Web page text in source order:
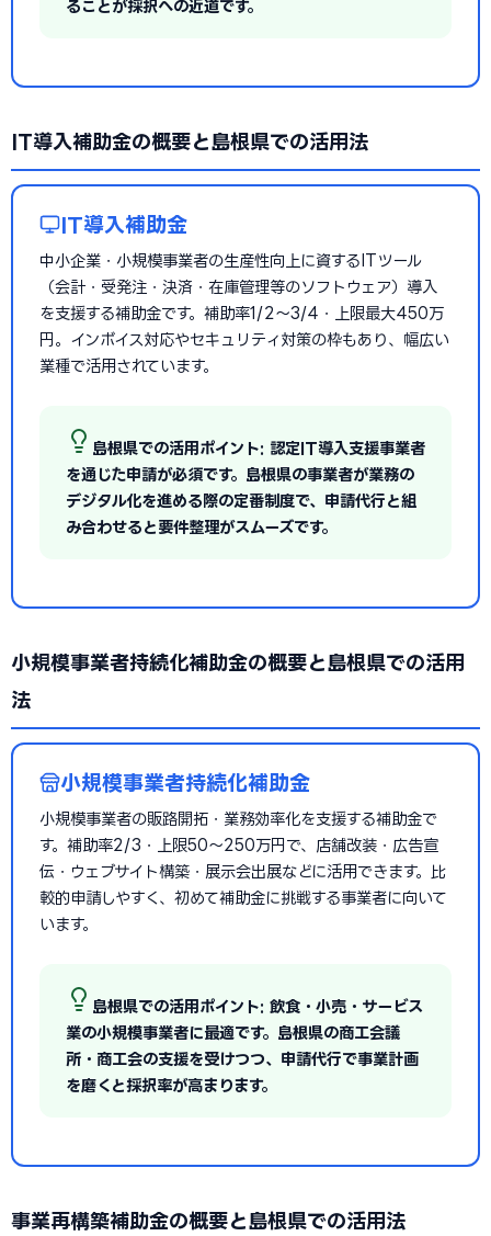
ることが採択への近道です。
IT導入補助金の概要と島根県での活用法
IT導入補助金
中小企業・小規模事業者の生産性向上に資するITツール
（会計・受発注・決済・在庫管理等のソフトウェア）導入
を支援する補助金です。補助率1/2〜3/4・上限最大450万
円。インボイス対応やセキュリティ対策の枠もあり、幅広い
業種で活用されています。
島根県での活用ポイント: 認定IT導入支援事業者
を通じた申請が必須です。島根県の事業者が業務の
デジタル化を進める際の定番制度で、申請代行と組
み合わせると要件整理がスムーズです。
小規模事業者持続化補助金の概要と島根県での活用
法
小規模事業者持続化補助金
小規模事業者の販路開拓・業務効率化を支援する補助金で
す。補助率2/3・上限50〜250万円で、店舗改装・広告宣
伝・ウェブサイト構築・展示会出展などに活用できます。比
較的申請しやすく、初めて補助金に挑戦する事業者に向いて
います。
島根県での活用ポイント: 飲食・小売・サービス
業の小規模事業者に最適です。島根県の商工会議
所・商工会の支援を受けつつ、申請代行で事業計画
を磨くと採択率が高まります。
事業再構築補助金の概要と島根県での活用法